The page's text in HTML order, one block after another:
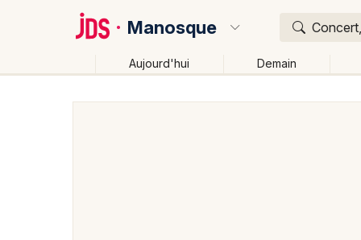
Manosque
Aujourd'hui Demain